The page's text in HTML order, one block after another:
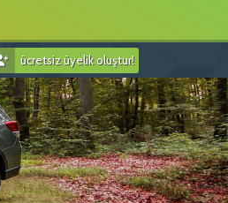
ücretsiz üyelik oluştur!